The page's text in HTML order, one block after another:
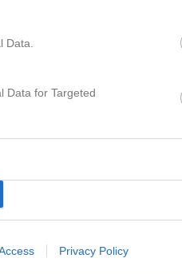
Data.
Data for Targeted
Privacy Policy